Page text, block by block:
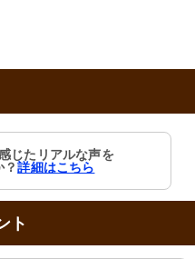
じたリアルな声を
？詳細はこちら
ト